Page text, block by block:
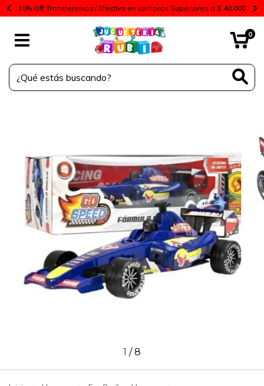
15% Off Transferencia / Efectivo en compras Superiores a $ 40.000
0
1 /8